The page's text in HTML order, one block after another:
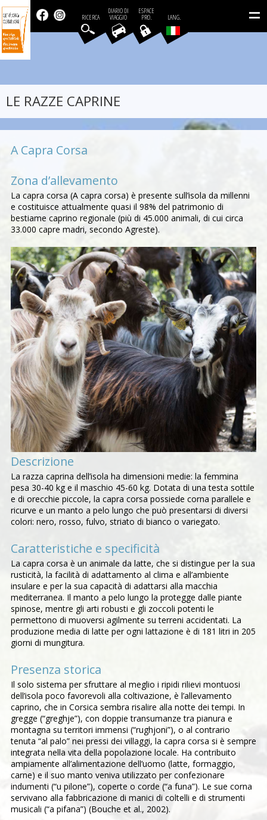
=
LANG.
ESPACE
PRO.
DIARIO DI
VIAGGIO
RICERCA
LE RAZZE CAPRINE
A Capra Corsa
Zona d’allevamento
La capra corsa (A capra corsa) è presente sull’isola da millenni
e costituisce attualmente quasi il 98% del patrimonio di
bestiame caprino regionale (più di 45.000 animali, di cui circa
33.000 capre madri, secondo Agreste).
Descrizione
La razza caprina dell’isola ha dimensioni medie: la femmina
pesa 30-40 kg e il maschio 45-60 kg. Dotata di una testa sottile
e di orecchie piccole, la capra corsa possiede corna parallele e
ricurve e un manto a pelo lungo che può presentarsi di diversi
colori: nero, rosso, fulvo, striato di bianco o variegato.
Caratteristiche e specificità
La capra corsa è un animale da latte, che si distingue per la sua
rusticità, la facilità di adattamento al clima e all’ambiente
insulare e per la sua capacità di adattarsi alla macchia
mediterranea. Il manto a pelo lungo la protegge dalle piante
spinose, mentre gli arti robusti e gli zoccoli potenti le
permettono di muoversi agilmente su terreni accidentati. La
produzione media di latte per ogni lattazione è di 181 litri in 205
giorni di mungitura.
Presenza storica
Il solo sistema per sfruttare al meglio i ripidi rilievi montuosi
dell’isola poco favorevoli alla coltivazione, è l’allevamento
caprino, che in Corsica sembra risalire alla notte dei tempi. In
gregge (“greghje”), con doppie transumanze tra pianura e
montagna su territori immensi (“rughjoni”), o al contrario
tenuta “al palo” nei pressi dei villaggi, la capra corsa si è sempre
integrata nella vita della popolazione locale. Ha contribuito
ampiamente all’alimentazione dell’uomo (latte, formaggio,
carne) e il suo manto veniva utilizzato per confezionare
indumenti (“u pilone”), coperte o corde (“a funa”). Le sue corna
servivano alla fabbricazione di manici di coltelli e di strumenti
musicali (“a pifana”) (Bouche et al., 2002).